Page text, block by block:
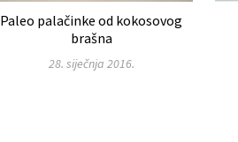
Paleo palačinke od kokosovog
brašna
28. siječnja 2016.